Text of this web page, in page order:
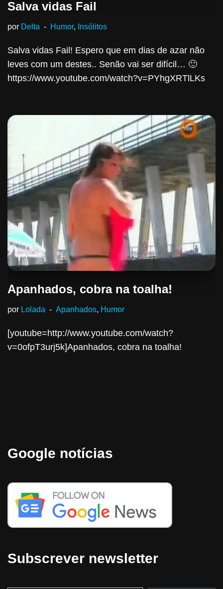
Salva vidas Fail
por Delta Humor, Insólitos
Salva vidas Fail! Espero que em dias de azar não
leves com um destes.. Senão vai ser difícil… 🙂
https://www.youtube.com/watch?v=PYhgXRTlLKs
Apanhados, cobra na toalha!
por Lolada Apanhados, Humor
[youtube=http://www.youtube.com/watch?
v=0ofpT3urj5k]Apanhados, cobra na toalha!
Google notícias
Subscrever newsletter